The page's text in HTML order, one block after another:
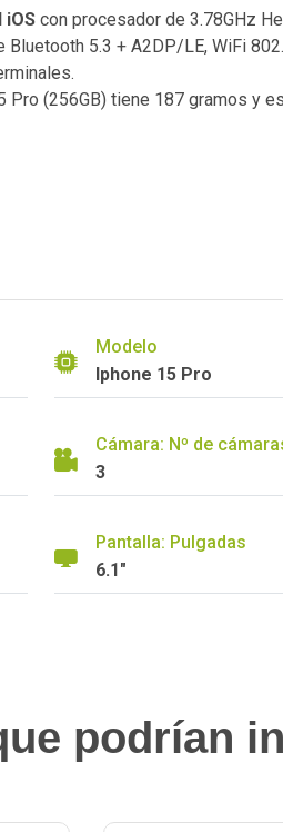
iOS con procesador de 3.78GHz
5.3 + A2DP/LE, WiFi
(256GB) tiene 187 gramos y
Modelo
Iphone 15 Pro
Cámara: Nº de
3
Pantalla: Pulgadas
6.1"
podrían